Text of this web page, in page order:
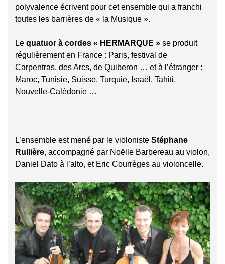
polyvalence écrivent pour cet ensemble qui a franchi
toutes les barrières de « la Musique ».
Le quatuor à cordes « HERMARQUE » se produit
régulièrement en France : Paris, festival de
Carpentras, des Arcs, de Quiberon … et à l’étranger :
Maroc, Tunisie, Suisse, Turquie, Israël, Tahiti,
Nouvelle-Calédonie …
L’ensemble est mené par le violoniste Stéphane
Rullière, accompagné par Noëlle Barbereau au violon,
Daniel Dato à l’alto, et Eric Courrèges au violoncelle.